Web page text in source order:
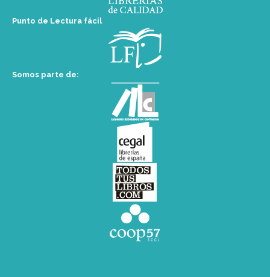
Punto de Lectura fácil
Somos parte de: